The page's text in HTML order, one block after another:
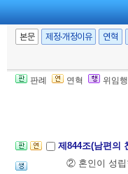
일부개정]
본문 제정·개정이유 연혁
판례 연혁 위임
에 따른 재산
제844조(남편의
② 혼인이 성립